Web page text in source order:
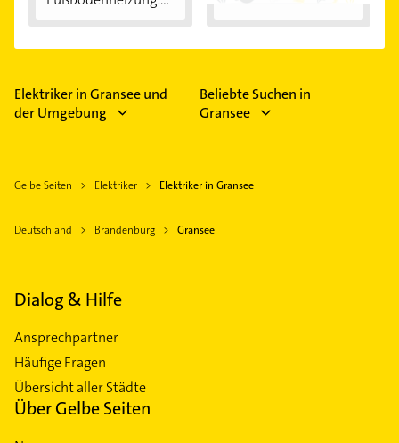
Elektriker in Gransee und
der Umgebung
Beliebte Suchen in
Gransee
Gelbe Seiten Elektriker Elektriker in Gransee
Deutschland Brandenburg Gransee
Dialog & Hilfe
Ansprechpartner
Häufige Fragen
Übersicht aller Städte
Über Gelbe Seiten